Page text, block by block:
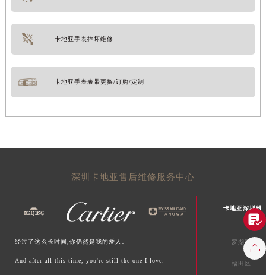
卡地亚手表摔坏维修
卡地亚手表表带更换/订购/定制
深圳卡地亚售后维修服务中心
经过了这么长时间,你仍然是我的爱人。
And after all this time, you're still the one I love.
卡地亚深圳维
罗湖区
福田区

